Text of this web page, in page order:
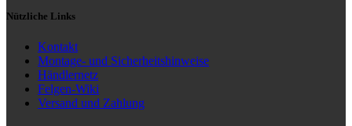
Nützliche Links
Kontakt
Montage- und Sicherheitshinweise
Händlernetz
Felgen-Wiki
Versand und Zahlung